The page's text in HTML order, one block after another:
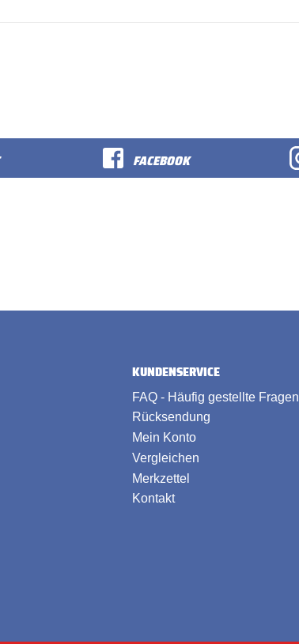
FACEBOOK
KUNDENSERVICE
FAQ - Häufig gestellte Fragen
Rücksendung
Mein Konto
Vergleichen
Merkzettel
Kontakt